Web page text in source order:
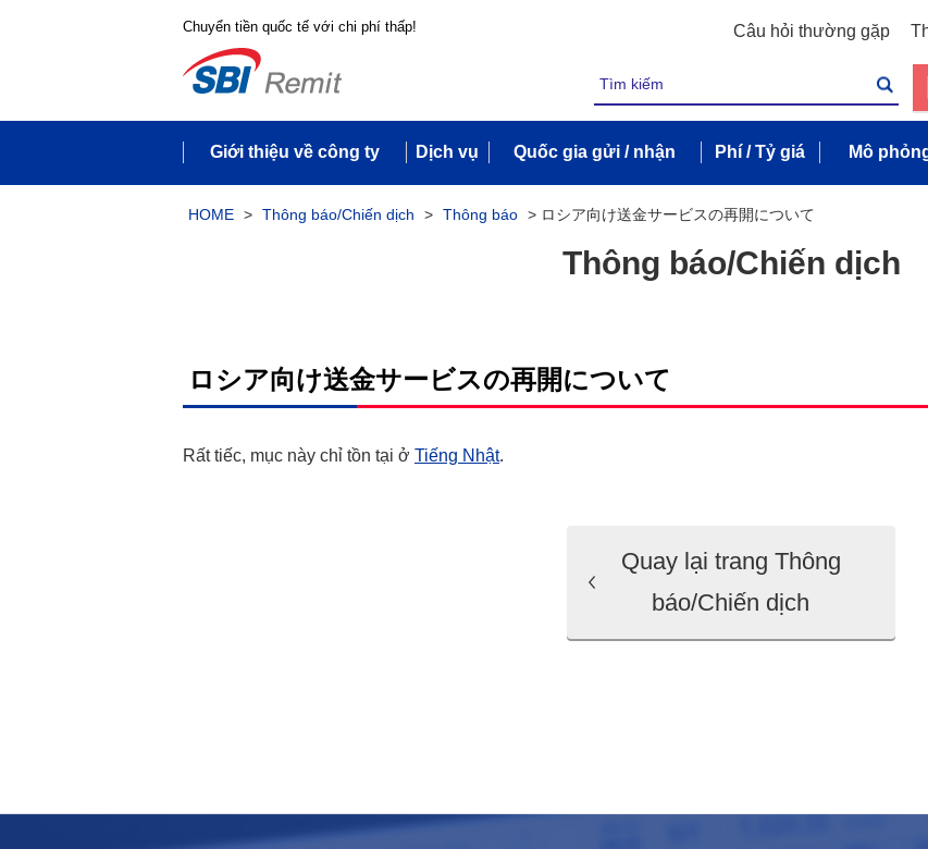
Chuyển tiền quốc tế với chi phí thấp! Câu hỏi thường gặp
Giới thiệu về công ty Dịch vụ Quốc gia gửi / nhận Phí / Tỷ giá Mô
HOME > Thông báo/Chiến dịch > Thông báo > ロシア向け送金サービスの再開について
Thông báo/Chiến dịch
ロシア向け送金サービスの再開について
Rất tiếc, mục này chỉ tồn tại ở Tiếng Nhật.
Quay lại trang Thông
báo/Chiến dịch